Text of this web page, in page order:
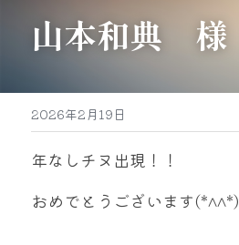
牡蠣販売
グッズ販売
駐車場
お問い合わせ
山本和典　様
2026年2月19日
年なしチヌ出現！！
おめでとうございます(*^^*)